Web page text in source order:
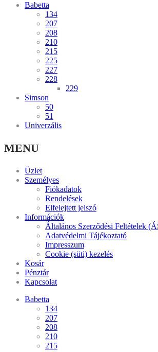
Babetta
134
207
208
210
215
225
227
228
229
Simson
50
51
Univerzális
MENU
Üzlet
Személyes
Fiókadatok
Rendelések
Elfelejtett jelszó
Információk
Általános Szerződési Feltételek
Adatvédelmi Tájékoztató
Impresszum
Cookie (süti) kezelés
Kosár
Pénztár
Kapcsolat
Babetta
134
207
208
210
215